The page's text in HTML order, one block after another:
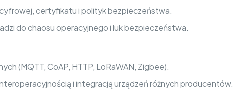
certyfikatu i polityk bezpieczeństwa.
do chaosu operacyjnego i luk bezpieczeństwa.
(MQTT, CoAP, HTTP, LoRaWAN, Zigbee).
i integracją urządzeń różnych producentów.